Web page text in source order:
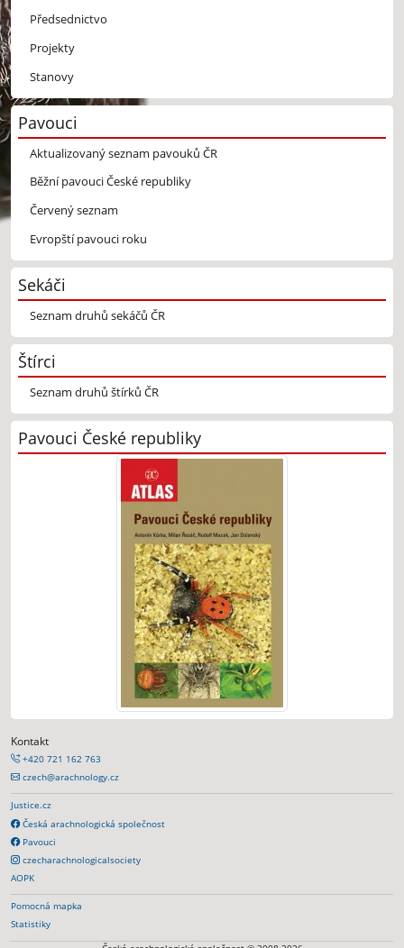
Předsednictvo
Projekty
Stanovy
Pavouci
Aktualizovaný seznam pavouků ČR
Běžní pavouci České republiky
Červený seznam
Evropští pavouci roku
Sekáči
Seznam druhů sekáčů ČR
Štírci
Seznam druhů štírků ČR
Pavouci České republiky
Kontakt
+420 721 162 763
czech@arachnology.cz
Justice.cz
Česká arachnologická společnost
Pavouci
czecharachnologicalsociety
AOPK
Pomocná mapka
Statistiky